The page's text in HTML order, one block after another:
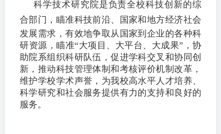
科学技术研究院是负责全校科技创新的综
合部门， 瞄准科技前沿、国家和地方经济社会
发展需求，有效地争取从国家到企业的各种科
研资源，瞄准“大项目、大平台、大成果”，协
助院系组织科研队伍，促进学科交叉和协同创
新，推动科技管理体制和考核评价机制改革，
维护学校学术声誉，为我校高水平人才培养、
科学研究和社会服务提供有力的支持和良好的
服务。